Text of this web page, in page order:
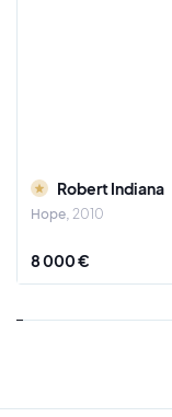
Robert Indiana
Hope 2010
8 000 €